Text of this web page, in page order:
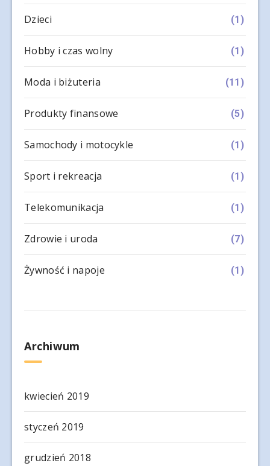
Dzieci (1)
Hobby i czas wolny (1)
Moda i biżuteria (11)
Produkty finansowe (5)
Samochody i motocykle (1)
Sport i rekreacja (1)
Telekomunikacja (1)
Zdrowie i uroda (7)
Żywność i napoje (1)
Archiwum
kwiecień 2019
styczeń 2019
grudzień 2018